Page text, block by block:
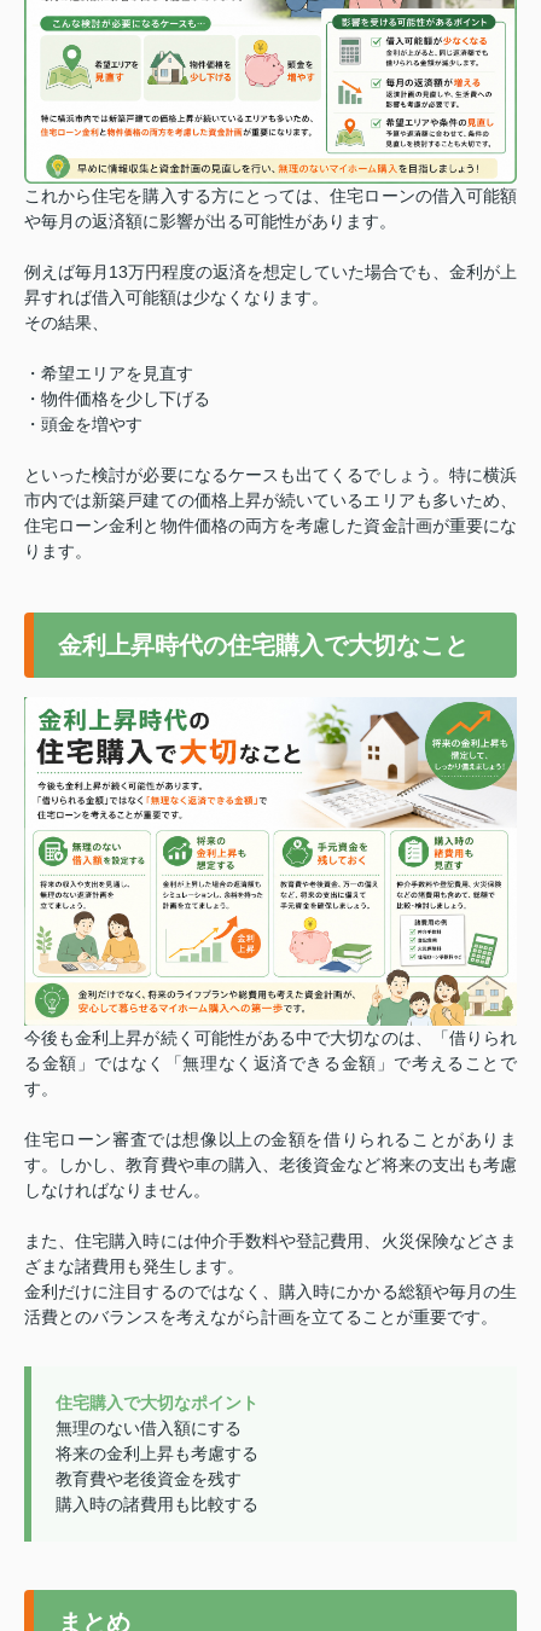
これから住宅を購入する方にとっては、住宅ローンの借入可能額
や毎月の返済額に影響が出る可能性があります。
例えば毎月13万円程度の返済を想定していた場合でも、金利が上
昇すれば借入可能額は少なくなります。
その結果、
・希望エリアを見直す
・物件価格を少し下げる
・頭金を増やす
といった検討が必要になるケースも出てくるでしょう。 特に横浜
市内では新築戸建ての価格上昇が続いているエリアも多いため、
住宅ローン金利と物件価格の両方を考慮した資金計画が重要にな
ります。
金利上昇時代の住宅購入で大切なこと
今後も金利上昇が続く可能性がある中で大切なのは、「借りられ
る金額」ではなく「無理なく返済できる金額」で考えることで
す。
住宅ローン審査では想像以上の金額を借りられることがありま
す。しかし、教育費や車の購入、老後資金など将来の支出も考慮
しなければなりません。
また、住宅購入時には仲介手数料や登記費用、火災保険などさま
ざまな諸費用も発生します。
金利だけに注目するのではなく、購入時にかかる総額や毎月の生
活費とのバランスを考えながら計画を立てることが重要です。
住宅購入で大切なポイント
無理のない借入額にする
将来の金利上昇も考慮する
教育費や老後資金を残す
購入時の諸費用も比較する
まとめ